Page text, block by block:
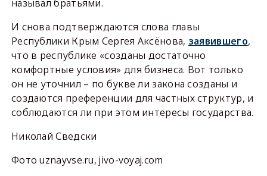
называл братьями.
И снова подтверждаются слова главы
Республики Крым Сергея Аксёнова, заявившего,
что в республике «созданы достаточно
комфортные условия» для бизнеса. Вот только
он не уточнил – по букве ли закона созданы и
создаются преференции для частных структур, и
соблюдаются ли при этом интересы государства.
Николай Сведски
Фото uznayvse.ru, jivo-voyaj.com